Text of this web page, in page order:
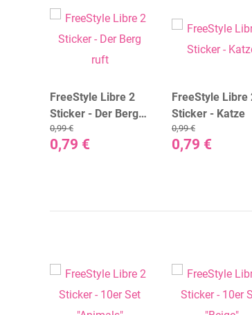
FreeStyle Libre 2
Sticker - Der Berg
ruft
0,79 €
0,99 €
FreeStyle Libre
Sticker - Katze
0,79 €
0,99 €